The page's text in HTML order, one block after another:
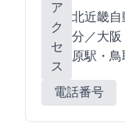
ア
ク
セ
ス
北近畿自
分／大阪
原駅・鳥
電話番号